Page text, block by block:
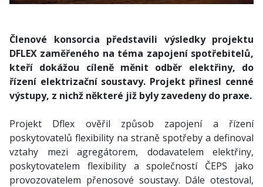
Členové konsorcia představili výsledky projektu
DFLEX zaměřeného na téma zapojení spotřebitelů,
kteří dokážou cíleně měnit odběr elektřiny, do
řízení elektrizační soustavy. Projekt přinesl cenné
výstupy, z nichž některé již byly zavedeny do praxe.
Projekt Dflex ověřil způsob zapojení a řízení
poskytovatelů flexibility na straně spotřeby a definoval
vztahy mezi agregátorem, dodavatelem elektřiny,
poskytovatelem flexibility a společností ČEPS jako
provozovatelem přenosové soustavy. Dále otestoval,